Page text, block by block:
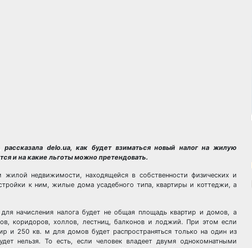
delo.ua, как будет взиматься новый налог на жилую
и на какие льготы можно претендовать.
недвижимости, находящейся в собственности физических и
к ним, жилые дома усадебного типа, квартиры и коттеджи, а
начисления налога будет не общая площадь квартир и домов, а
коридоров, холлов, лестниц, балконов и лоджий. При этом если
и 250 кв. м для домов будет распространяться только на один из
нельзя. То есть, если человек владеет двумя однокомнатными